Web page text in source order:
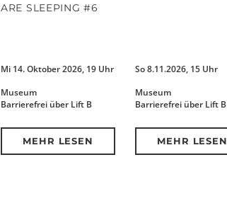
ARE SLEEPING #6
Mi 14. Oktober 2026, 19 Uhr
Museum
Barrierefrei über Lift B
MEHR LESEN
So 8.11.2026, 15 Uhr
Museum
Barrierefrei über Lift B
MEHR LESEN